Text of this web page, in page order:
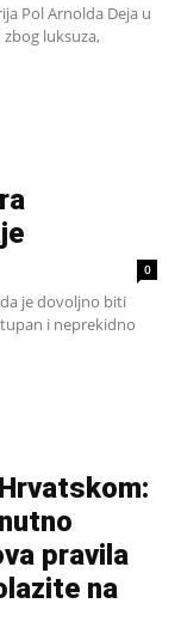
Pol Arnolda Deja u
luksuza,
0
je dovoljno biti
i neprekidno
pravila
na